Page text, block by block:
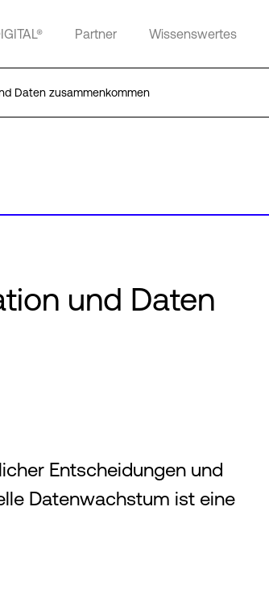
Partner Wissenswertes
Daten zusammenkommen
und Daten
Entscheidungen und
Datenwachstum ist eine